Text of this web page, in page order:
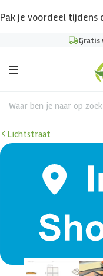
Pak je voordeel tijdens
Gratis
Waar ben je naar op
Lichtstraat